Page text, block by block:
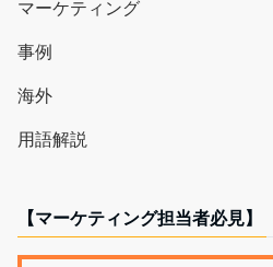
マーケティング
事例
海外
用語解説
【マーケティング担当者必見】